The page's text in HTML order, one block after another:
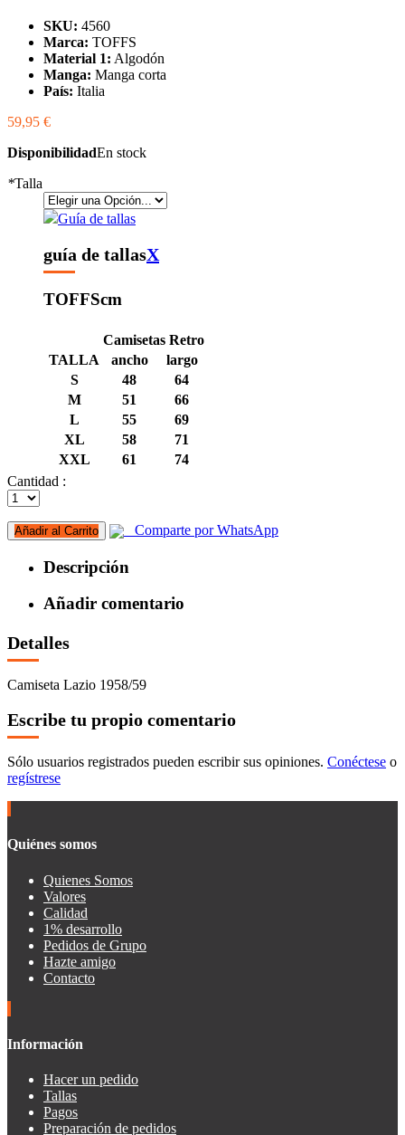
SKU: 4560
Marca: TOFFS
Material 1: Algodón
Manga: Manga corta
País: Italia
59,95 €
DisponibilidadEn stock
*Talla
Guía de tallas
guía de tallasX
TOFFScm
Camisetas Retro
TALLA
ancho
largo
S
48
64
M
51
66
L
55
69
XL
58
71
XXL
61
74
Cantidad :
Añadir al Carrito Comparte por WhatsApp
Descripción
Añadir comentario
Detalles
Camiseta Lazio 1958/59
Escribe tu propio comentario
Sólo usuarios registrados pueden escribir sus opiniones. Conéctese o
regístrese
Quiénes somos
Quienes Somos
Valores
Calidad
1% desarrollo
Pedidos de Grupo
Hazte amigo
Contacto
Información
Hacer un pedido
Tallas
Pagos
Preparación de pedidos